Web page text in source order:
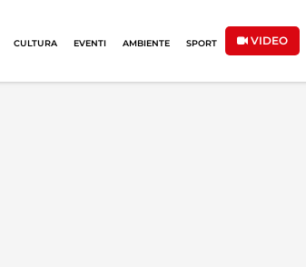
CULTURA EVENTI AMBIENTE SPORT VIDEO